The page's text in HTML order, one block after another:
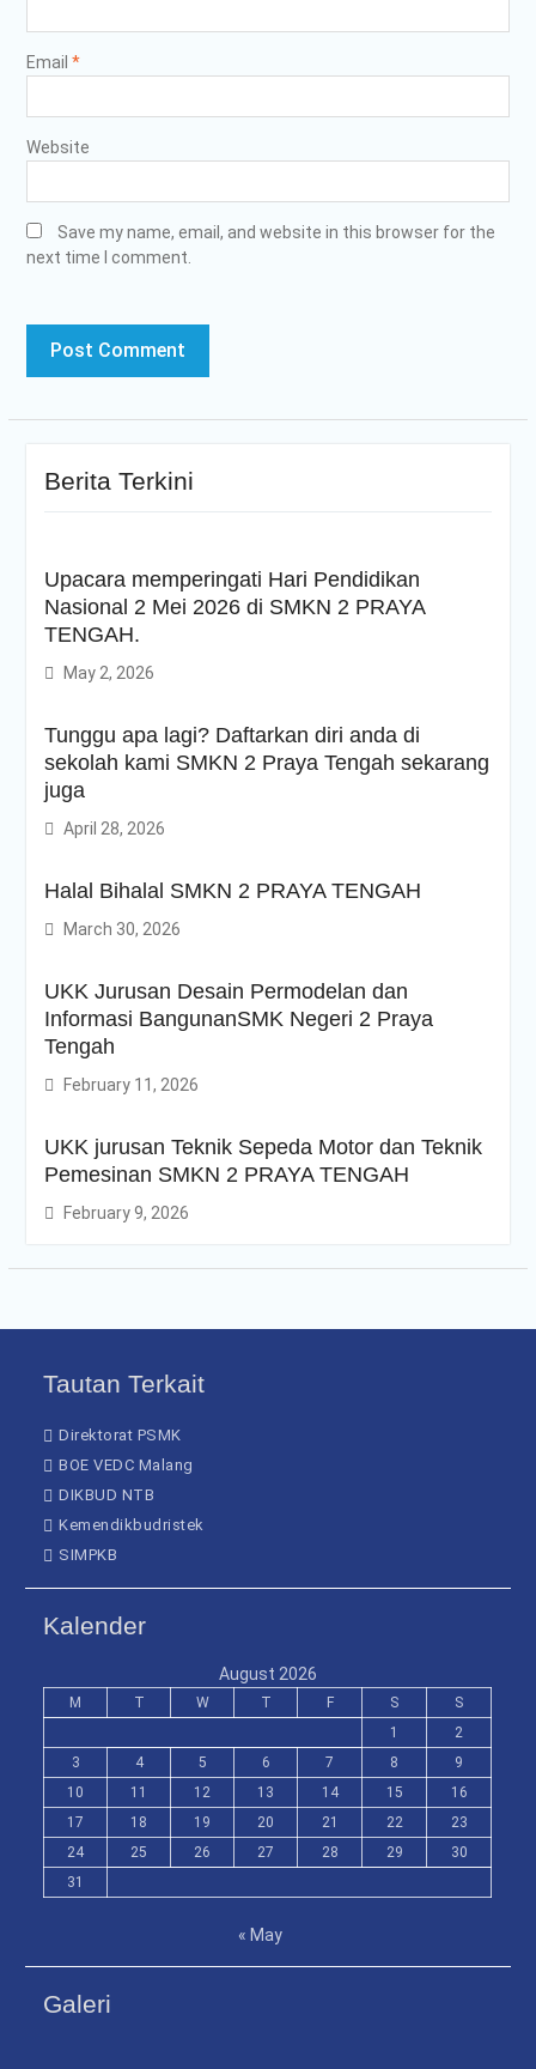
Email *
Website
Save my name, email, and website in this browser for the
next time I comment.
Berita Terkini
Upacara memperingati Hari Pendidikan
Nasional 2 Mei 2026 di SMKN 2 PRAYA
TENGAH.
May 2, 2026
Tunggu apa lagi? Daftarkan diri anda di
sekolah kami SMKN 2 Praya Tengah sekarang
juga
April 28, 2026
Halal Bihalal SMKN 2 PRAYA TENGAH
March 30, 2026
UKK Jurusan Desain Permodelan dan
Informasi BangunanSMK Negeri 2 Praya
Tengah
February 11, 2026
UKK jurusan Teknik Sepeda Motor dan Teknik
Pemesinan SMKN 2 PRAYA TENGAH
February 9, 2026
Tautan Terkait
Direktorat PSMK
BOE VEDC Malang
DIKBUD NTB
Kemendikbudristek
SIMPKB
Kalender
August 2026
M T W T F S
S
1
2
3
4 5 6 7 8
9
10
11 12 13 14 15
16
17
18 19 20 21 22
23
24
25 26 27 28 29
30
31
« May
Galeri